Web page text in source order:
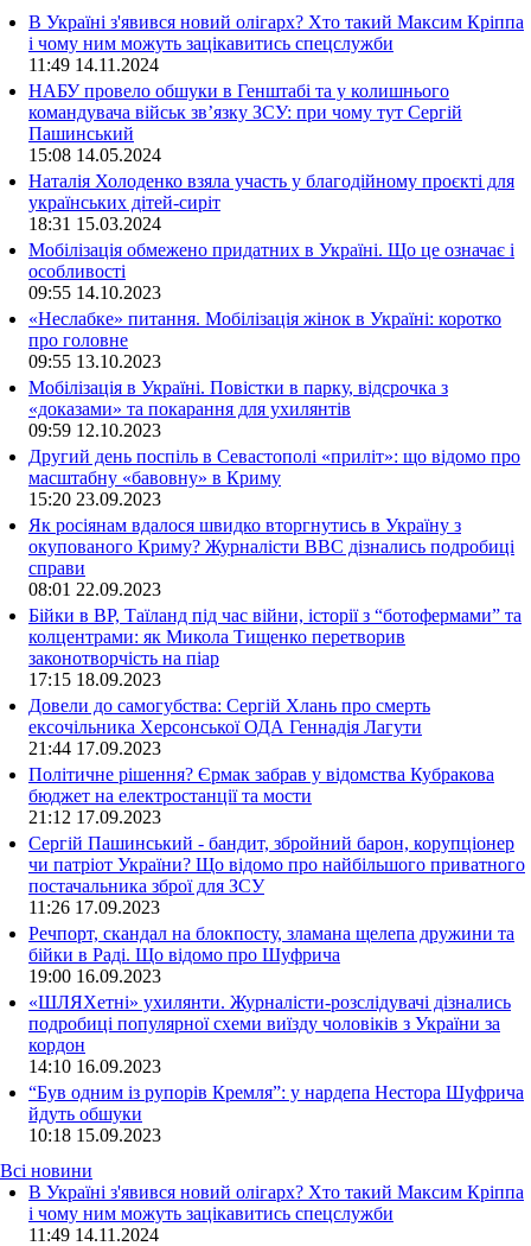
В Україні з'явився новий олігарх? Хто такий Максим Кріппа
і чому ним можуть зацікавитись спецслужби
11:49 14.11.2024
НАБУ провело обшуки в Генштабі та у колишнього
командувача військ зв’язку ЗСУ: при чому тут Сергій
Пашинський
15:08 14.05.2024
Наталія Холоденко взяла участь у благодійному проєкті для
українських дітей-сиріт
18:31 15.03.2024
Мобілізація обмежено придатних в Україні. Що це означає і
особливості
09:55 14.10.2023
«Неслабке» питання. Мобілізація жінок в Україні: коротко
про головне
09:55 13.10.2023
Мобілізація в Україні. Повістки в парку, відсрочка з
«доказами» та покарання для ухилянтів
09:59 12.10.2023
Другий день поспіль в Севастополі «приліт»: що відомо про
масштабну «бавовну» в Криму
15:20 23.09.2023
Як росіянам вдалося швидко вторгнутись в Україну з
окупованого Криму? Журналісти ВВС дізнались подробиці
справи
08:01 22.09.2023
Бійки в ВР, Таїланд під час війни, історії з “ботофермами” та
колцентрами: як Микола Тищенко перетворив
законотворчість на піар
17:15 18.09.2023
Довели до самогубства: Сергій Хлань про смерть
ексочільника Херсонської ОДА Геннадія Лагути
21:44 17.09.2023
Політичне рішення? Єрмак забрав у відомства Кубракова
бюджет на електростанції та мости
21:12 17.09.2023
Сергій Пашинський - бандит, збройний барон, корупціонер
чи патріот України? Що відомо про найбільшого приватного
постачальника зброї для ЗСУ
11:26 17.09.2023
Речпорт, скандал на блокпосту, зламана щелепа дружини та
бійки в Раді. Що відомо про Шуфрича
19:00 16.09.2023
«ШЛЯХетні» ухилянти. Журналісти-розслідувачі дізнались
подробиці популярної схеми виїзду чоловіків з України за
кордон
14:10 16.09.2023
“Був одним із рупорів Кремля”: у нардепа Нестора Шуфрича
йдуть обшуки
10:18 15.09.2023
Всі новини
В Україні з'явився новий олігарх? Хто такий Максим Кріппа
і чому ним можуть зацікавитись спецслужби
11:49 14.11.2024